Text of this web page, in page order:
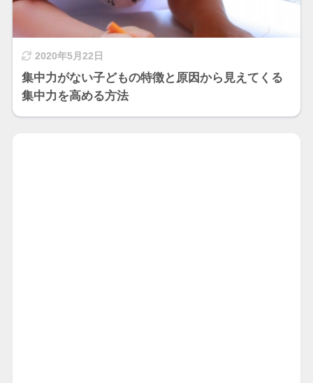
2020年5月22日
集中力がない子どもの特徴と原因から見えてくる
集中力を高める方法